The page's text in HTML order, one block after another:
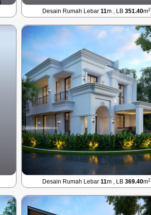
Desain Rumah Lebar11m , LB351.40m2
Desain Rumah Lebar11m , LB369.40m2